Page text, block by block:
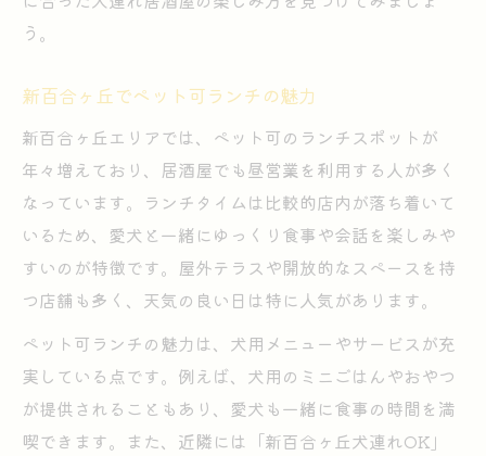
う。
新百合ヶ丘でペット可ランチの魅力
新百合ヶ丘エリアでは、ペット可のランチスポットが
年々増えており、居酒屋でも昼営業を利用する人が多く
なっています。ランチタイムは比較的店内が落ち着いて
いるため、愛犬と一緒にゆっくり食事や会話を楽しみや
すいのが特徴です。屋外テラスや開放的なスペースを持
つ店舗も多く、天気の良い日は特に人気があります。
ペット可ランチの魅力は、犬用メニューやサービスが充
実している点です。例えば、犬用のミニごはんやおやつ
が提供されることもあり、愛犬も一緒に食事の時間を満
喫できます。また、近隣には「新百合ヶ丘犬連れOK」